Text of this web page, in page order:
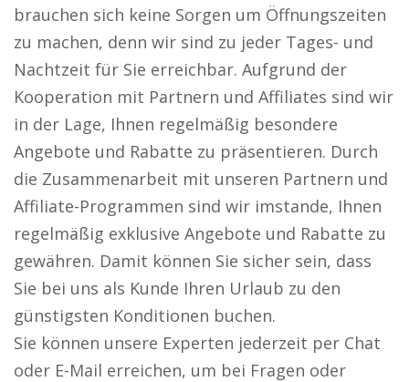
brauchen sich keine Sorgen um Öffnungszeiten
zu machen, denn wir sind zu jeder Tages- und
Nachtzeit für Sie erreichbar. Aufgrund der
Kooperation mit Partnern und Affiliates sind wir
in der Lage, Ihnen regelmäßig besondere
Angebote und Rabatte zu präsentieren. Durch
die Zusammenarbeit mit unseren Partnern und
Affiliate-Programmen sind wir imstande, Ihnen
regelmäßig exklusive Angebote und Rabatte zu
gewähren. Damit können Sie sicher sein, dass
Sie bei uns als Kunde Ihren Urlaub zu den
günstigsten Konditionen buchen.
Sie können unsere Experten jederzeit per Chat
oder E-Mail erreichen, um bei Fragen oder